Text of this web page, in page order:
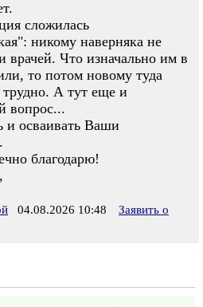
сложилась
никому наверняка не
врачей. Что изначально им в
то потом новому туда
трудно. А тут еще и
вопрос...
и осваивать Ваши
благодарю!
04.08.2026 10:48
Заявить о